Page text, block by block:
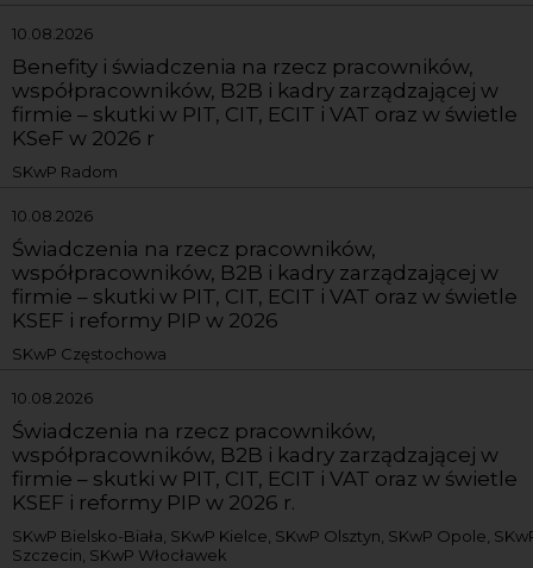
10.08.2026
Benefity i świadczenia na rzecz pracowników,
współpracowników, B2B i kadry zarządzającej w
firmie – skutki w PIT, CIT, ECIT i VAT oraz w świetle
KSeF w 2026 r
SKwP Radom
10.08.2026
Świadczenia na rzecz pracowników,
współpracowników, B2B i kadry zarządzającej w
firmie – skutki w PIT, CIT, ECIT i VAT oraz w świetle
KSEF i reformy PIP w 2026
SKwP Częstochowa
10.08.2026
Świadczenia na rzecz pracowników,
współpracowników, B2B i kadry zarządzającej w
firmie – skutki w PIT, CIT, ECIT i VAT oraz w świetle
KSEF i reformy PIP w 2026 r.
SKwP Bielsko-Biała, SKwP Kielce, SKwP Olsztyn, SKwP Opole,
Szczecin, SKwP Włocławek